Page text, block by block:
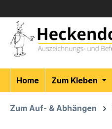
Home Zum Kleben
Zum Auf- & Abhängen